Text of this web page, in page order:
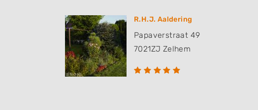
R.H.J. Aaldering
Papaverstraat 49
7021ZJ Zelhem